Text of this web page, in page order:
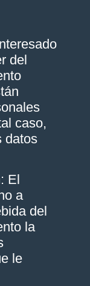
del
caso,
datos
El
a
del
la
le